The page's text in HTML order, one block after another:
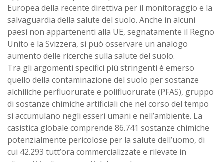
Europea della recente direttiva per il monitoraggio e la
salvaguardia della salute del suolo. Anche in alcuni
paesi non appartenenti alla UE, segnatamente il Regno
Unito e la Svizzera, si può osservare un analogo
aumento delle ricerche sulla salute del suolo.
Tra gli argomenti specifici più stringenti è emerso
quello della contaminazione del suolo per sostanze
alchiliche perfluorurate e polifluorurate (PFAS), gruppo
di sostanze chimiche artificiali che nel corso del tempo
si accumulano negli esseri umani e nell’ambiente. La
casistica globale comprende 86.741 sostanze chimiche
potenzialmente pericolose per la salute dell’uomo, di
cui 42.293 tutt’ora commercializzate e rilevate in